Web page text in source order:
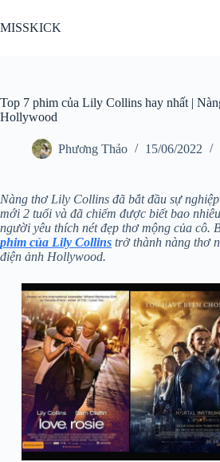
đến
phần
MISSKICK
Top 7 phim của Lily Collins hay nhất |
Hollywood
Phương Thảo 15/06/2022
Nàng thơ Lily Collins đã bắt đầu sự
mới 2 tuổi và đã chiếm được biết bao
người yêu thích nét đẹp thơ mộng của cô.
phim của Lily Collins trở thành nàng thơ
điện ảnh Hollywood.